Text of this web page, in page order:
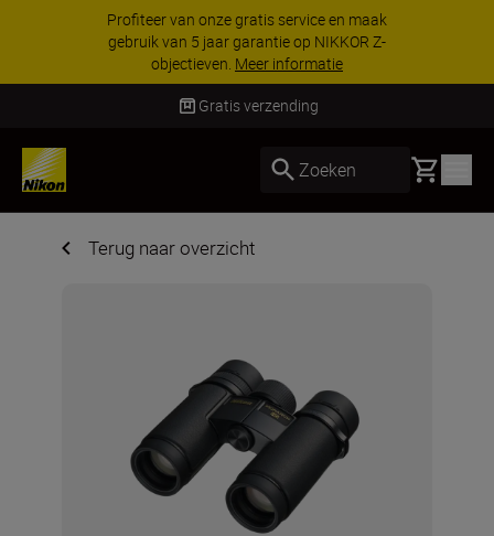
KORTING OP ACCESSOIRES | Bespaar 15%
geselecteerde accessoires, maak je kit
nog compleet
Gratis verzending
Zoeken Basket
Terug naar overzicht